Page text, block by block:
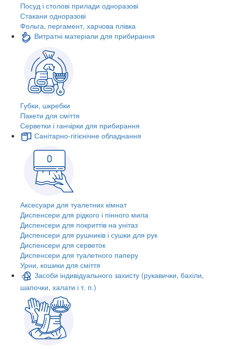
Посуд і столові прилади одноразові
Стакани одноразові
Фольга, пергамент, харчова плівка
Витратні матеріали для прибирання
Губки, шкребки
Пакети для сміття
Серветки і ганчірки для прибирання
Санітарно-гігієнічне обладнання
Аксесуари для туалетних кімнат
Диспенсери для рідкого і пінного мила
Диспенсери для покриттів на унітаз
Диспенсери для рушників і сушки для рук
Диспенсери для серветок
Диспенсери для туалетного паперу
Урни, кошики для сміття
Засоби індивідуального захисту (рукавички, бахіли,
шапочки, халати і т. п.)